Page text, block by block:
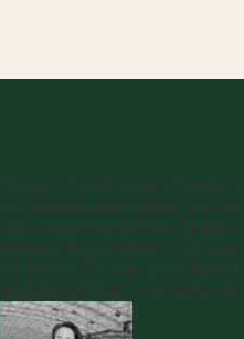
Manon heeft veel energie
om impact te maken op
duurzaamheid. Hoe jij dat
ze voortvarend en met
dit boek. Ze laat zien dat
inspirerend en motiverend